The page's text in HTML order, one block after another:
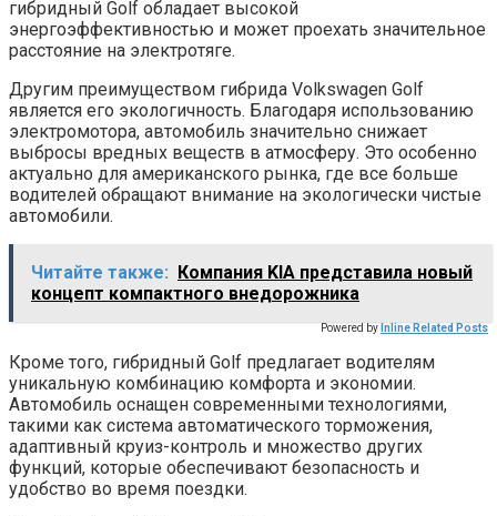
гибридный Golf обладает высокой
энергоэффективностью и может проехать значительное
расстояние на электротяге.
Другим преимуществом гибрида Volkswagen Golf
является его экологичность. Благодаря использованию
электромотора, автомобиль значительно снижает
выбросы вредных веществ в атмосферу. Это особенно
актуально для американского рынка, где все больше
водителей обращают внимание на экологически чистые
автомобили.
Читайте также:
Компания KIA представила новый
концепт компактного внедорожника
Powered by Inline Related Posts
Кроме того, гибридный Golf предлагает водителям
уникальную комбинацию комфорта и экономии.
Автомобиль оснащен современными технологиями,
такими как система автоматического торможения,
адаптивный круиз-контроль и множество других
функций, которые обеспечивают безопасность и
удобство во время поездки.